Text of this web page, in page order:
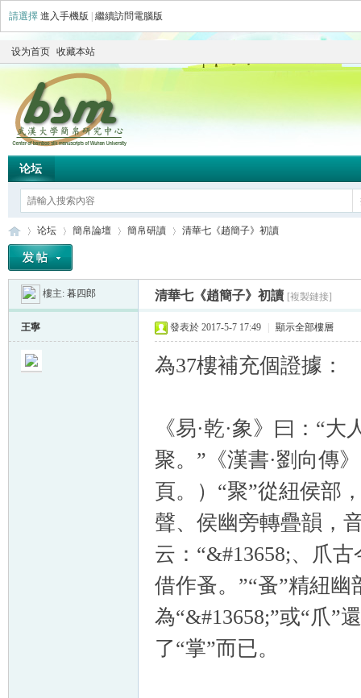
請選擇 進入手機版 繼續訪問電腦版
设为首页 收藏本站
论坛
»
论坛
›
簡帛論壇 簡帛研讀
›
清華七《趙簡子》初讀
樓主: 暮四郎 清華七《趙簡子》初讀 [複製鏈接]
王寧 發表於 2017-5-7 17:49 顯示全部樓層
為37樓補充個證據：
《易·乾·象》曰：“
聚。”《漢書·劉向傳
頁。）“聚”從紐侯部
聲、侯幽旁轉疊韻，
云：“&#13658;、爪
借作蚤。”“蚤”精紐
為“&#13658;”或“爪”
了“掌”而已。